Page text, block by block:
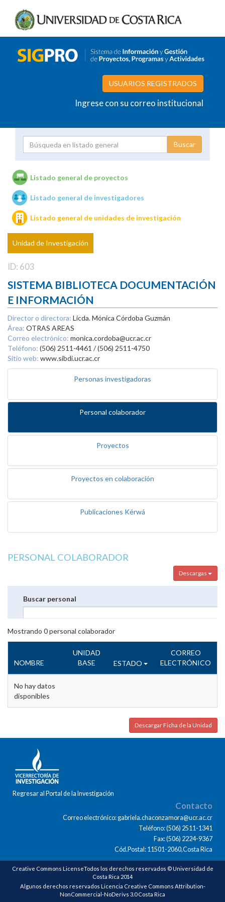
USUARIOS REGISTRADOS
Ingrese con su correo institucional
Unidades de investigación
Listado general de proyectos
Listado general de investigadores
Listado general de unidades de investigación
Unidad de Investigación
ID: 603
SISTEMA BIBLIOTECA DOCUMENTACIÓN
E INFORMACIÓN
Director o directora: Licda. Mónica Córdoba Guzmán
Área: OTRAS AREAS
Correo electrónico: monica.cordoba@ucr.ac.cr
Teléfono: (506) 2511-4461 / (506) 2511-4750
Sitio web: www.sibdi.ucr.ac.cr
Personas investigadoras
Personal colaborador
Proyectos
Proyectos en colaboración
Publicaciones Kérwá
PERSONAL COLABORADOR
Descargas
Buscar personal
Mostrando 0personal colaborador
NOMBRE
UNIDAD
BASE
ESTADO
CORREO
ELECTRÓNICO
No hay datos
disponibles
Descargar Ficha de la Unidad
Regresar al Portal de la Investigación
Contacto
Correo electrónico: gabriela.chaconzamora@ucr.ac.cr
Teléfono: (506) 2511-1341
Fax: (506) 2224-9367
Cód.Postal: 11501-2060,Costa Rica
Creative Commons LicenseTodos los derechos reservados © Universidad de
Costa Rica 2014
Algunos derechos reservados Licencia Creative Commons Attribution-
NonCommercial-NoDerivs 3.0 Costa Rica